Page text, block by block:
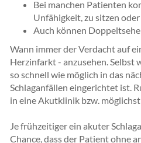
Bei manchen Patienten
Unfähigkeit, zu sitzen
Auch können
Wann immer der Verdacht auf
Herzinfarkt - anzusehen. Selbst
so schnell wie möglich in das
Schlaganfällen eingerichtet ist.
in eine Akutklinik bzw.
Je frühzeitiger ein akuter
Chance, dass der Patient ohne